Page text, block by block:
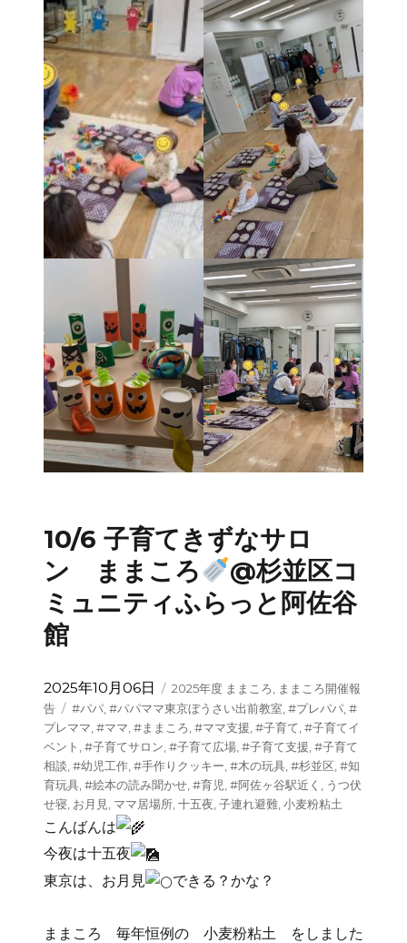
10/6 子育てきずなサロ
ン ままころ
@杉並区コ
ミュニティふらっと阿佐谷
館
投
稿
日:
2025年10月06日
カ
テ
ゴ
リ
ー
2025年度 ままころ
ままころ開催報
告
タ
グ
#パパ, #パパママ東京ぼうさい出前教室 #プレパパ, #
プレママ #ママ #ままころ #ママ支援 #子育て #子育てイ
ベント #子育てサロン #子育て広場, #子育て支援 #子育て
相談 #幼児工作, #手作りクッキー #木の玩具, #杉並区 #知
育玩具, #絵本の読み聞かせ, #育児 #阿佐ヶ谷駅近く
うつ伏
せ寝, お月見 ママ居場所, 十五夜 子連れ避難, 小麦粉粘土
こんばんは
今夜は十五夜
東京は、お月見
できる？かな？
ままころ 毎年恒例の 小麦粉粘土 をしました